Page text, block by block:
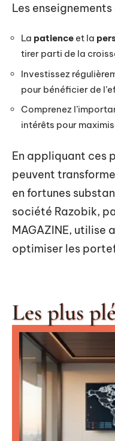
Les
La patience et la
tirer parti de la
Investissez
pour bénéficier de
Comprenez
intérêts pour
En appliquant ces
peuvent
en fortunes
société Razobik,
MAGAZINE, utilise
optimiser les
Les plus